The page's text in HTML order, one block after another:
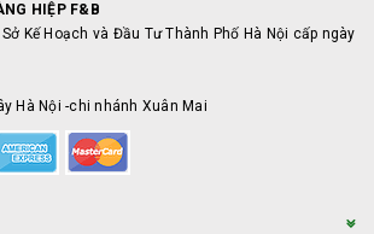
HIỆP F&B
Kế Hoạch và Đầu Tư Thành Phố Hà Nội cấp ngày
Hà Nội -chi nhánh Xuân Mai